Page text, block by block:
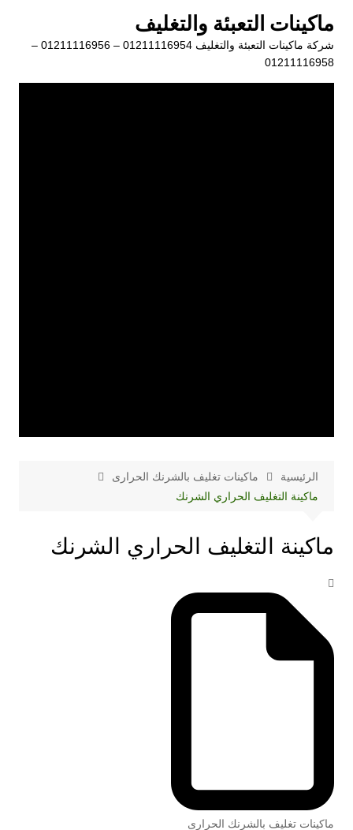
المحتوى
ماكينات التعبئة والتغليف
شركة ماكينات التعبئة والتغليف 01211116954 – 01211116956 –
01211116958
الرئيسية
ماكينات تغليف بالشرنك الحرارى
ماكينة التغليف الحراري الشرنك
ماكينة التغليف الحراري الشرنك
ماكينات تغليف بالشرنك الحرارى